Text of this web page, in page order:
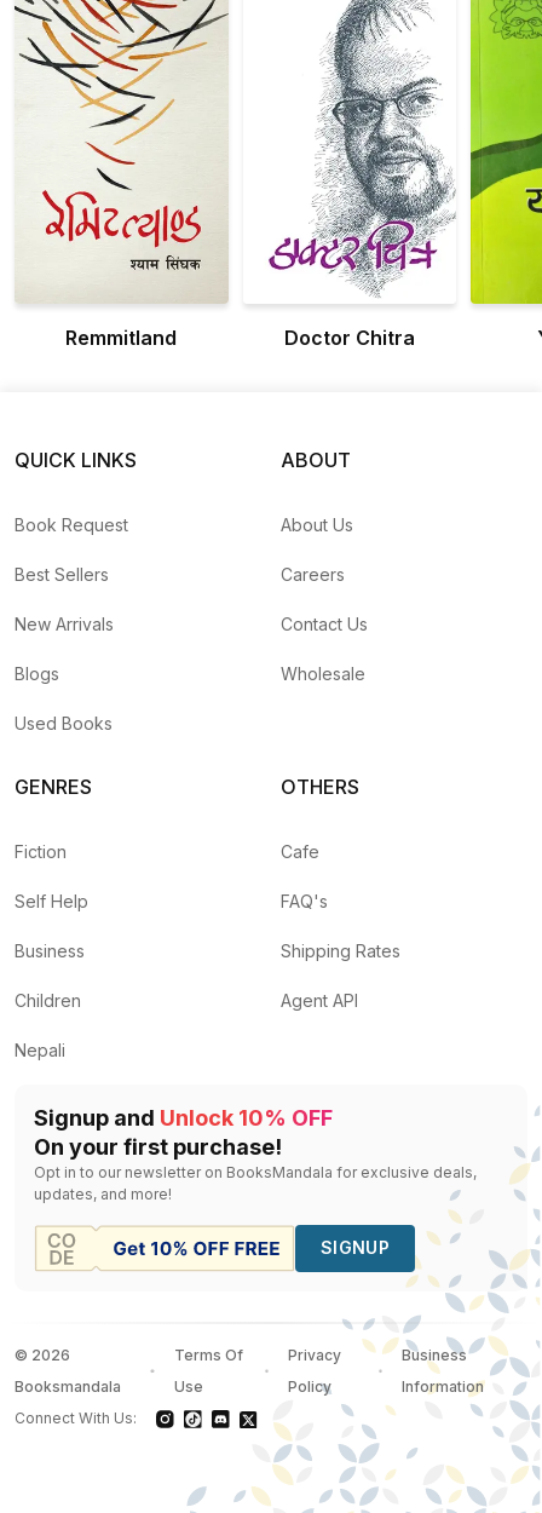
Remmitland Doctor Chitra
QUICK LINKS
Book Request
Best Sellers
New Arrivals
Blogs
Used Books
ABOUT
About Us
Careers
Contact Us
Wholesale
GENRES
Fiction
Self Help
Business
Children
Nepali
OTHERS
Cafe
FAQ's
Shipping Rates
Agent API
Signup and Unlock 10% OFF
On your first purchase!
Opt in to our newsletter on BooksMandala for exclusive deals,
updates, and more!
SIGNUP
© 2026
Booksmandala
Terms Of
Use
Privacy
Policy
Business
Information
Connect With Us: